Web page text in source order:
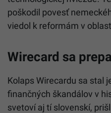
poškodil povesť
viedol k reformám v
Wirecard sa
Kolaps Wirecardu sa stal
finančných škandálov v
svetoví aj tí slovenskí,